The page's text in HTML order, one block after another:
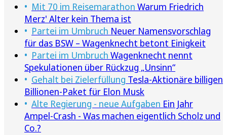
Mit 70 im Reisemarathon Warum Friedrich
Merz' Alter kein Thema ist
Partei im Umbruch Neuer Namensvorschlag
für das BSW – Wagenknecht betont Einigkeit
Partei im Umbruch Wagenknecht nennt
Spekulationen über Rückzug „Unsinn“
Gehalt bei Zielerfüllung Tesla-Aktionäre billigen
Billionen-Paket für Elon Musk
Alte Regierung - neue Aufgaben Ein Jahr
Ampel-Crash - Was machen eigentlich Scholz und
Co.?